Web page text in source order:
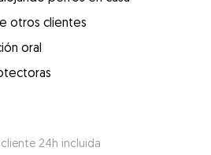
otros clientes
oral
24h incluida